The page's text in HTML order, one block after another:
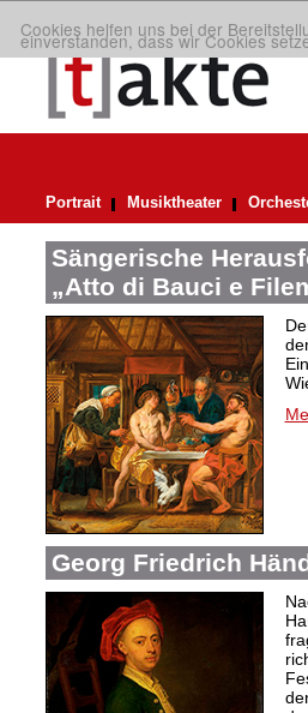
Cookies helfen uns bei der
einverstanden, dass wir Cookies
Portrait Musiktheater
Sängerische
„Atto di Bauci e
Georg Friedrich